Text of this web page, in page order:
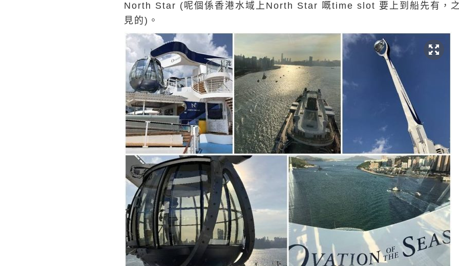
North Star (呢個係香港水域上North Star 嘅time slot 要上到船先有，
見的)。